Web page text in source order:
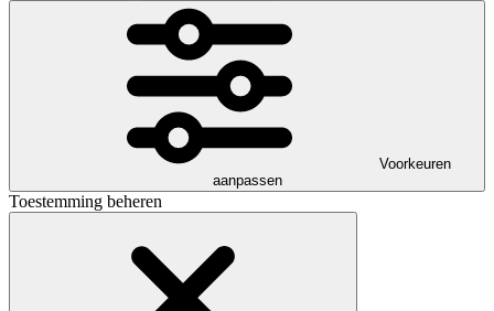
Voorkeuren
aanpassen
Toestemming beheren